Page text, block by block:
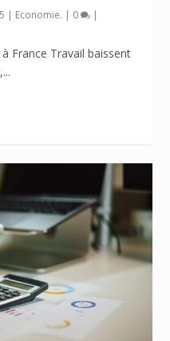
| Economie. | 0 |
France Travail baissent